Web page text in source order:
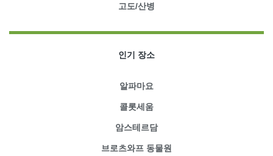
고도/산병
인기 장소
알파마요
콜롯세움
암스테르담
브로츠와프 동물원